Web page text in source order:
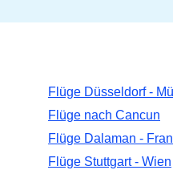
Flüge Düsseldorf -
Flüge nach Cancun
Flüge Dalaman -
Flüge Stuttgart - Wien